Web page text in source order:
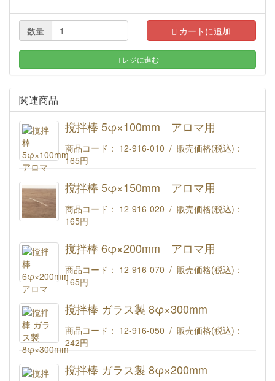
数量 カートに追加
レジに進む
関連商品
撹拌棒 5φ×100mm アロマ用
商品コード： 12-916-010 / 販売価格(税込)：
165円
撹拌棒 5φ×150mm アロマ用
商品コード： 12-916-020 / 販売価格(税込)：
165円
撹拌棒 6φ×200mm アロマ用
商品コード： 12-916-070 / 販売価格(税込)：
165円
撹拌棒 ガラス製 8φ×300mm
商品コード： 12-916-050 / 販売価格(税込)：
242円
撹拌棒 ガラス製 8φ×200mm